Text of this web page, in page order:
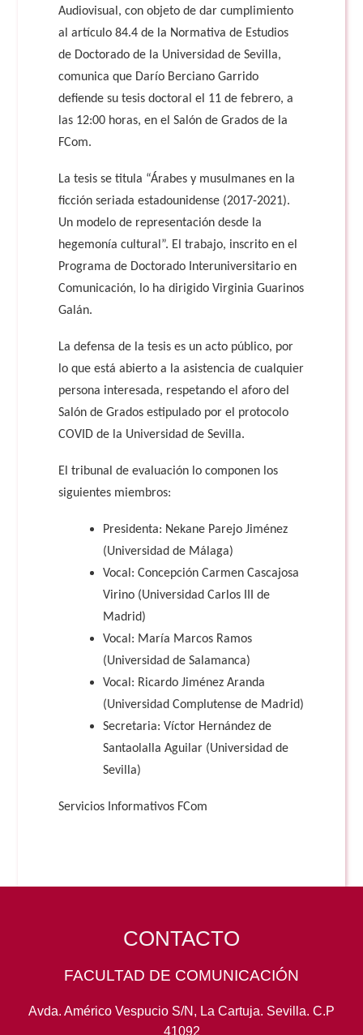
Audiovisual, con objeto de dar cumplimiento
al artículo 84.4 de la Normativa de Estudios
de Doctorado de la Universidad de Sevilla,
comunica que Darío Berciano Garrido
defiende su tesis doctoral el 11 de febrero, a
las 12:00 horas, en el Salón de Grados de la
FCom.
La tesis se titula “Árabes y musulmanes en la
ficción seriada estadounidense (2017-2021).
Un modelo de representación desde la
hegemonía cultural”. El trabajo, inscrito en el
Programa de Doctorado Interuniversitario en
Comunicación, lo ha dirigido Virginia Guarinos
Galán.
La defensa de la tesis es un acto público, por
lo que está abierto a la asistencia de cualquier
persona interesada, respetando el aforo del
Salón de Grados estipulado por el protocolo
COVID de la Universidad de Sevilla.
El tribunal de evaluación lo componen los
siguientes miembros:
Presidenta: Nekane Parejo Jiménez
(Universidad de Málaga)
Vocal: Concepción Carmen Cascajosa
Virino (Universidad Carlos III de
Madrid)
Vocal: María Marcos Ramos
(Universidad de Salamanca)
Vocal: Ricardo Jiménez Aranda
(Universidad Complutense de Madrid)
Secretaria: Víctor Hernández de
Santaolalla Aguilar (Universidad de
Sevilla)
Servicios Informativos FCom
CONTACTO
FACULTAD DE COMUNICACIÓN
Avda. Américo Vespucio S/N, La Cartuja. Sevilla. C.P
41092